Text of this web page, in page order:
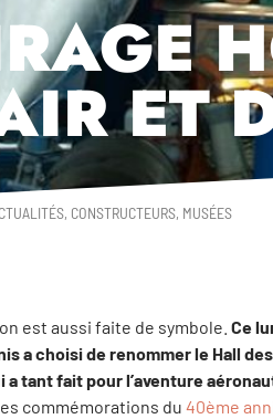
ET
, CONSTRUCTEURS, MUSÉES
est aussi faite de symbole. Ce
a choisi de renommer le Hall des
a tant fait pour l’aventure
commémorations du 40ème